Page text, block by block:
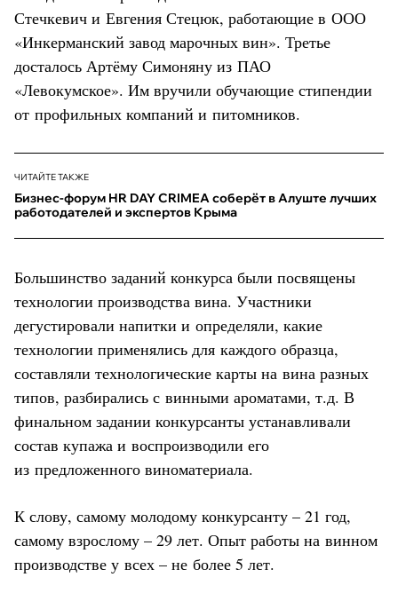
Стечкевич и Евгения Стецюк, работающие в ООО
«Инкерманский завод марочных вин». Третье
досталось Артёму Симоняну из ПАО
«Левокумское». Им вручили обучающие стипендии
от профильных компаний и питомников.
ЧИТАЙТЕ ТАКЖЕ
Бизнес-форум HR DAY CRIMEA соберёт в Алуште лучших
работодателей и экспертов Крыма
Большинство заданий конкурса были посвящены
технологии производства вина. Участники
дегустировали напитки и определяли, какие
технологии применялись для каждого образца,
составляли технологические карты на вина разных
типов, разбирались с винными ароматами, т.д. В
финальном задании конкурсанты устанавливали
состав купажа и воспроизводили его
из предложенного виноматериала.
К слову, самому молодому конкурсанту – 21 год,
самому взрослому – 29 лет. Опыт работы на винном
производстве у всех – не более 5 лет.